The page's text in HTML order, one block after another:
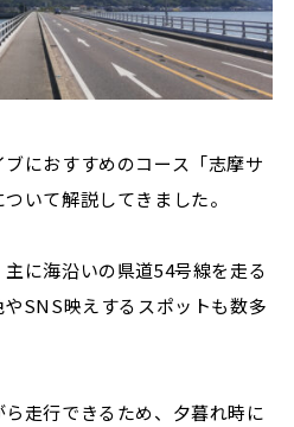
におすすめのコース「志摩サ
いて解説してきました。
に海沿いの県道54号線を走る
SNS映えするスポットも数多
走行できるため、夕暮れ時に